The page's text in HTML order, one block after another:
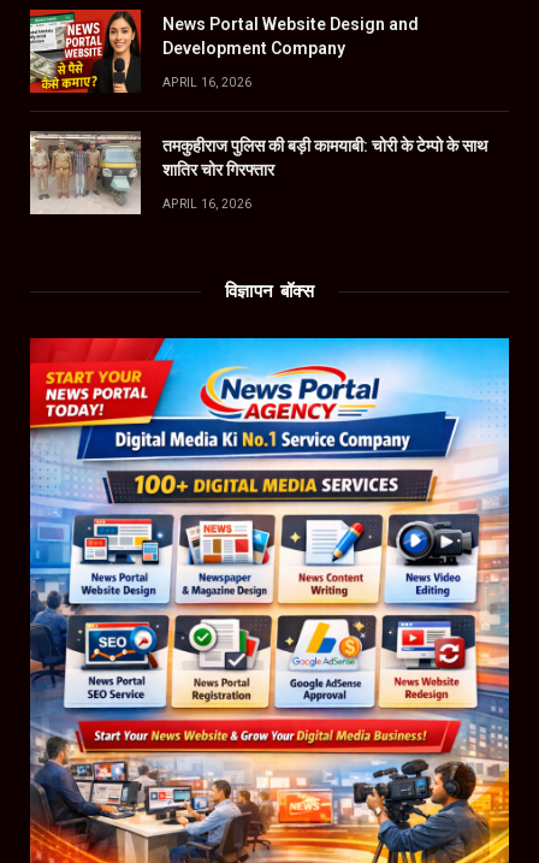
News Portal Website Design and
Development Company
APRIL 16, 2026
तमकुहीराज पुलिस की बड़ी कामयाबी: चोरी के टेम्पो के साथ
शातिर चोर गिरफ्तार
APRIL 16, 2026
विज्ञापन बॉक्स